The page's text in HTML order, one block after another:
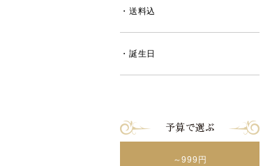
・送料込
・誕生日
～999円